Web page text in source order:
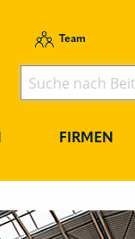
Team
FIRMEN